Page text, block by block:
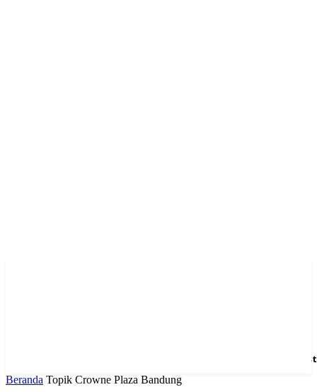
Beranda Topik Crowne Plaza Bandung